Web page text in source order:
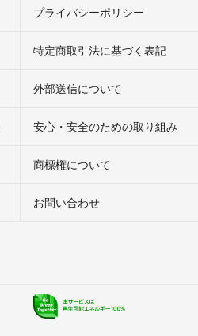
プライバシーポリシー
特定商取引法に基づく表記
外部送信について
安心・安全のための取り組み
商標権について
お問い合わせ